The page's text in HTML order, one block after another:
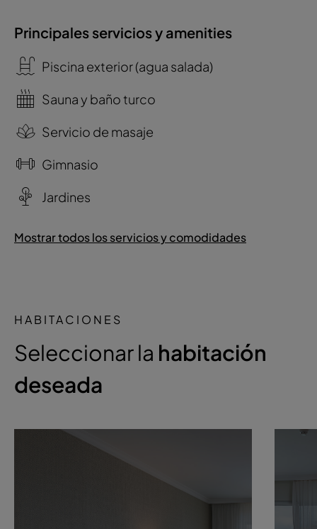
Principales servicios y amenities
Piscina exterior (agua salada)
Sauna y baño turco
Servicio de masaje
Gimnasio
Jardines
Mostrar todos los servicios y comodidades
HABITACIONES
Seleccionar la habitación
deseada